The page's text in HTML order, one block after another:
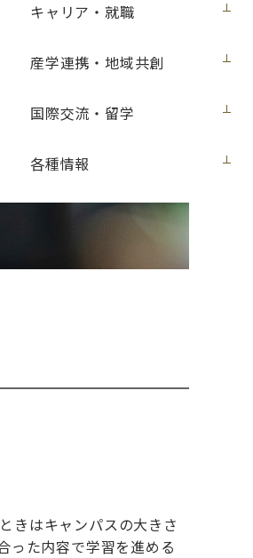
キャリア・就職
産学連携・地域共創
国際交流・留学
各種情報
きはキャンパスの大きさ
った内容で学習を進める